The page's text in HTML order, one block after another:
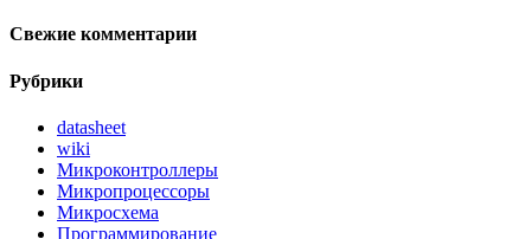
Свежие комментарии
Рубрики
datasheet
wiki
Микроконтроллеры
Микропроцессоры
Микросхема
Программирование